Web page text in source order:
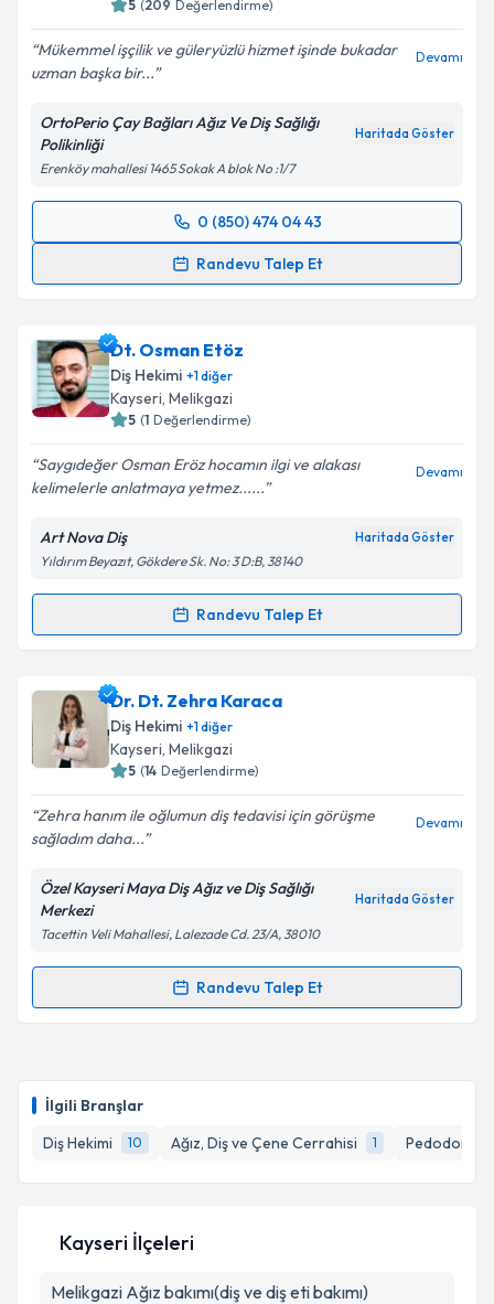
İlgili Branşlar
Diş Hekimi
10 Ağız, Diş ve Çene Cerrahisi 1 Pedodonti
5 (209 Değerlendirme)
Mükemmel işçilik ve güleryüzlü hizmet işinde bukadar
uzman başka bir...
Devamı
OrtoPerio Çay Bağları Ağız Ve Diş Sağlığı
Polikinliği
Haritada Göster
Erenköy mahallesi 1465 Sokak A blok No :1/7
0 (850) 474 04 43
Randevu Talep Et
Randevu Takvimi Talebi
takvim hazırlandığında e-posta ile bilgilendireceğiz.
E-posta Adresiniz
Kişisel verilerimin işlenmesine ilişkin
kapsamda işlenmesini kabul ediyorum.
Takvim Talebini Gönder
Dt. Osman Etöz
Diş Hekimi +1diğer
Kayseri, Melikgazi
5 (1 Değerlendirme)
Saygıdeğer Osman Eröz hocamın ilgi ve alakası
kelimelerle anlatmaya yetmez......
Devamı
Art Nova Diş Haritada Göster
Yıldırım Beyazıt, Gökdere Sk. No: 3 D:B, 38140
Randevu Talep Et
Randevu Takvimi Talebi
Dt. Osman Etöziçin randevu takvimi talebi oluşturun.
Size bu uzmandan randevu almanız için bir takvim
hazırlandığında e-posta ile bilgilendireceğiz.
Kişisel verilerimin işlenmesine ilişkin
Aydınlatma
kapsamda işlenmesini kabul ediyorum.
Takvim Talebini Gönder
Dr. Dt. Zehra Karaca
Diş Hekimi +1diğer
Kayseri, Melikgazi
5 (14 Değerlendirme)
Zehra hanım ile oğlumun diş tedavisi için görüşme
sağladım daha...
Devamı
Özel Kayseri Maya Diş Ağız ve Diş Sağlığı
Merkezi
Haritada Göster
Tacettin Veli Mahallesi, Lalezade Cd. 23/A, 38010
Randevu Talep Et
Randevu Takvimi Talebi
takvim hazırlandığında e-posta ile bilgilendireceğiz.
E-posta Adresiniz
Metni'ni okudum ve kişisel verilerimin belirtilen
Kayseri İlçeleri
Melikgazi Ağız bakımı(diş ve diş eti bakımı)